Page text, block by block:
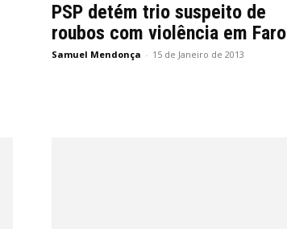
PSP detém trio suspeito de
roubos com violência em Faro
Samuel Mendonça - 15 de Janeiro de 2013